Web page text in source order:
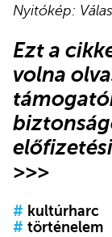
Nyitókép:
Ezt a
volna
>>>
# kultúrharc
# történelem